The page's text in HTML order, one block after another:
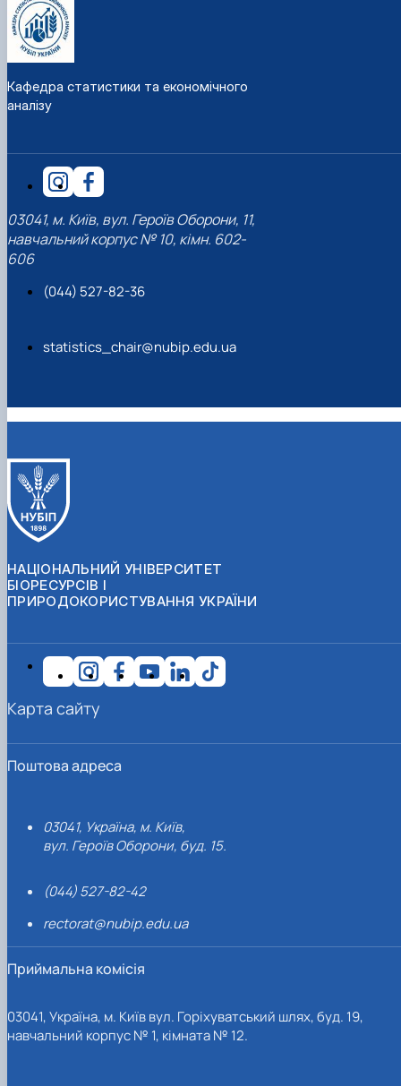
Кафедра статистики та економічного
аналізу
03041, м. Київ, вул. Героїв Оборони, 11,
навчальний корпус № 10, кімн. 602-
606
(044) 527-82-36
statistics_chair@nubip.edu.ua
НАЦІОНАЛЬНИЙ УНІВЕРСИТЕТ
БІОРЕСУРСІВ І
ПРИРОДОКОРИСТУВАННЯ УКРАЇНИ
Поштова адреса
03041, Україна, м. Київ,
вул. Героїв Оборони, буд. 15.
(044) 527-82-42
rectorat@nubip.edu.ua
Приймальна комісія
03041, Україна, м. Київ вул. Горіхуватський шлях, буд. 19,
навчальний корпус № 1, кімната № 12.
Карта сайту